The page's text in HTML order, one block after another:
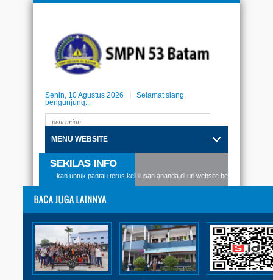
Senin, 10 Agustus 2026
Selamat siang,
pengunjung...
MENU WEBSITE
SEKILAS INFO
Batam, silakan untuk pantau terus kelulusan ananda di url website berikut:
BIODATA PESERTA DIDIK
WAJIB ISI BAGI CALON
PESERTA DIDIK BARU T.P.
2023-2024
Diposting:SMPN 53 Batam |
Kamis, 22 Juni 2023 - 09:01:25 WIB |
Dibaca: 2665 pembaca